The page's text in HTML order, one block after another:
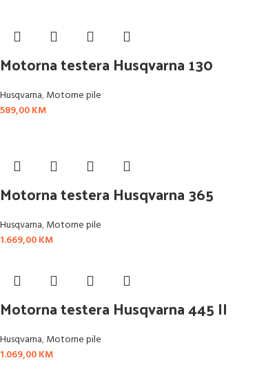
Motorna testera Husqvarna 130
Husqvarna,Motorne pile
589,00KM
Motorna testera Husqvarna 365
Husqvarna,Motorne pile
1.669,00KM
Motorna testera Husqvarna 445 II
Husqvarna,Motorne pile
1.069,00KM